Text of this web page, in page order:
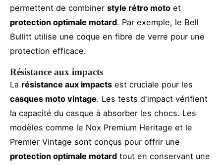
permettent de combiner style rétro moto et
protection optimale motard. Par exemple, le Bell
Bullitt utilise une coque en fibre de verre pour une
protection efficace.
Résistance aux impacts
La résistance aux impacts est cruciale pour les
casques moto vintage. Les tests d'impact vérifient
la capacité du casque à absorber les chocs. Les
modèles comme le Nox Premium Heritage et le
Premier Vintage sont conçus pour offrir une
protection optimale motard tout en conservant une